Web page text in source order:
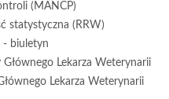
(MANCP)
statystyczna (RRW)
- biuletyn
Lekarza Weterynarii
Lekarza Weterynarii